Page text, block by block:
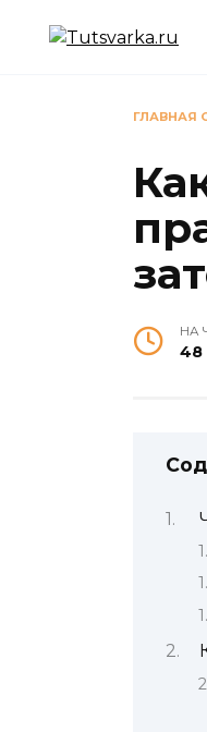
ГЛАВНАЯ
НА
48